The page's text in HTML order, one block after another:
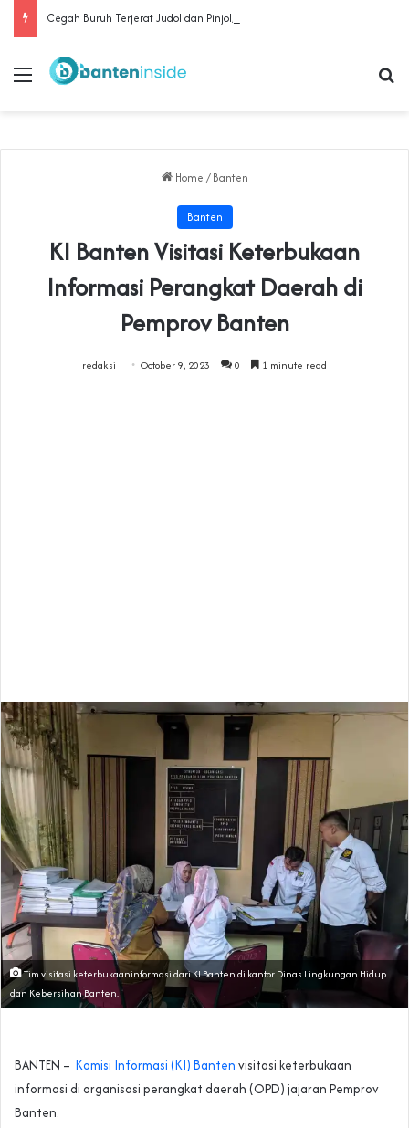
Menu
Home / Banten
Banten
KI Banten Visitasi Keterbukaan
Informasi Perangkat Daerah di
Pemprov Banten
redaksi October 9, 2023 0 1 minute read
Tim visitasi keterbukaaninformasi dari KI Banten di kantor Dinas Lingkungan Hidup
dan Kebersihan Banten.
BANTEN – Komisi Informasi (KI) Banten visitasi keterbukaan
informasi di organisasi perangkat daerah (OPD) jajaran Pemprov
Banten.